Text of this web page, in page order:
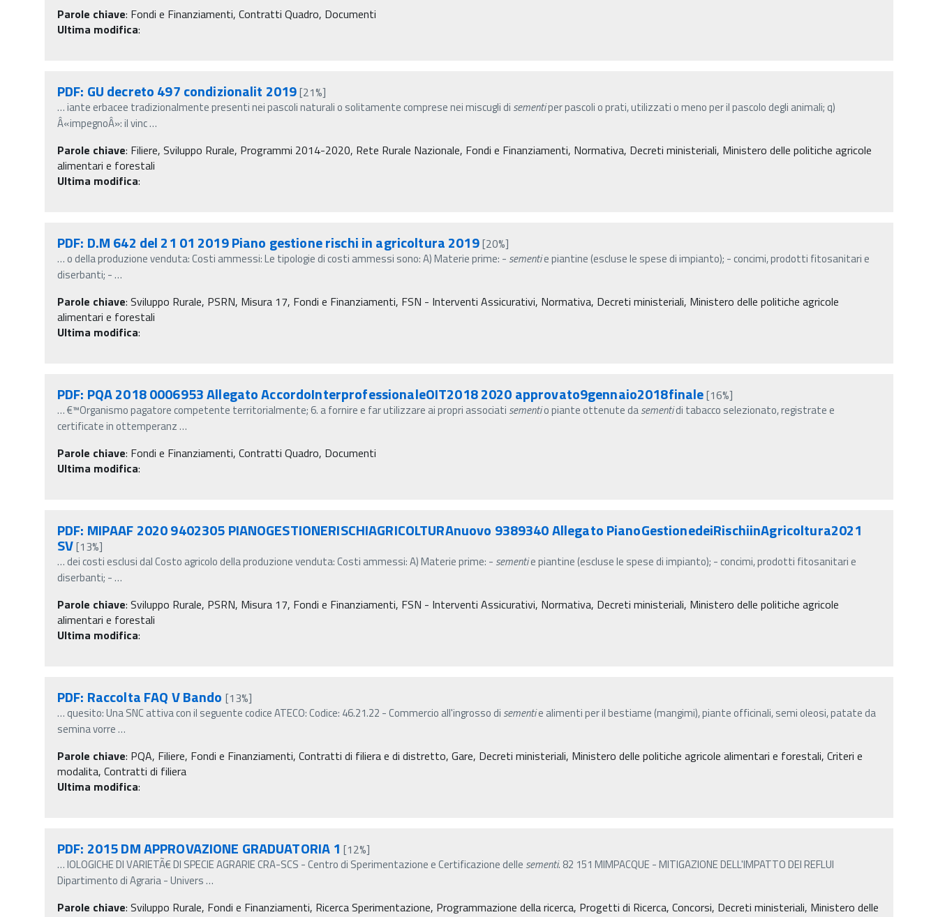
Parole chiave: Fondi e Finanziamenti, Contratti Quadro, Documenti
Ultima modifica:
PDF: GU decreto 497 condizionalit 2019[21%]
…iante erbacee tradizionalmente presenti nei pascoli naturali o solitamente comprese nei miscugli di sementiper pascoli o prati, utilizzati o meno per il pascolo degli animali; q)
Â«impegnoÂ»: il vinc…
Parole chiave: Filiere, Sviluppo Rurale, Programmi 2014-2020, Rete Rurale Nazionale, Fondi e Finanziamenti, Normativa, Decreti ministeriali, Ministero delle politiche agricole
alimentari e forestali
Ultima modifica:
PDF: D.M 642 del 21 01 2019 Piano gestione rischi in agricoltura 2019[20%]
… o della produzione venduta: Costi ammessi: Le tipologie di costi ammessi sono: A) Materie prime: - sementie piantine (escluse le spese di impianto); - concimi, prodotti fitosanitari e
diserbanti; -…
Parole chiave: Sviluppo Rurale, PSRN, Misura 17, Fondi e Finanziamenti, FSN - Interventi Assicurativi, Normativa, Decreti ministeriali, Ministero delle politiche agricole
alimentari e forestali
Ultima modifica:
PDF: PQA 2018 0006953 Allegato AccordoInterprofessionaleOIT2018 2020 approvato9gennaio2018finale[16%]
…€™Organismo pagatore competente territorialmente; 6. a fornire e far utilizzare ai propri associati sementio piante ottenute dasementidi tabacco selezionato, registrate e
certificate in ottemperanz…
Parole chiave: Fondi e Finanziamenti, Contratti Quadro, Documenti
Ultima modifica:
PDF: MIPAAF 2020 9402305 PIANOGESTIONERISCHIAGRICOLTURAnuovo 9389340 Allegato PianoGestionedeiRischiinAgricoltura2021
SV[13%]
…dei costi esclusi dal Costo agricolo della produzione venduta: Costi ammessi: A) Materie prime: - sementie piantine (escluse le spese di impianto); - concimi, prodotti fitosanitari e
diserbanti; -…
Parole chiave: Sviluppo Rurale, PSRN, Misura 17, Fondi e Finanziamenti, FSN - Interventi Assicurativi, Normativa, Decreti ministeriali, Ministero delle politiche agricole
alimentari e forestali
Ultima modifica:
PDF: Raccolta FAQ V Bando [13%]
… quesito: Una SNC attiva con il seguente codice ATECO: Codice: 46.21.22 - Commercio all'ingrosso di sementie alimenti per il bestiame (mangimi), piante officinali, semi oleosi, patate da
semina vorre…
Parole chiave: PQA, Filiere, Fondi e Finanziamenti, Contratti di filiera e di distretto, Gare, Decreti ministeriali, Ministero delle politiche agricole alimentari e forestali, Criteri e
modalita, Contratti di filiera
Ultima modifica:
PDF: 2015 DM APPROVAZIONE GRADUATORIA 1 [12%]
…IOLOGICHE DI VARIETÃ€ DI SPECIE AGRARIE CRA-SCS - Centro di Sperimentazione e Certificazione delle sementi. 82 151 MIMPACQUE - MITIGAZIONE DELL'IMPATTO DEI REFLUI
Dipartimento di Agraria - Univers…
Parole chiave: Sviluppo Rurale, Fondi e Finanziamenti, Ricerca Sperimentazione, Programmazione della ricerca, Progetti di Ricerca, Concorsi, Decreti ministeriali, Ministero delle